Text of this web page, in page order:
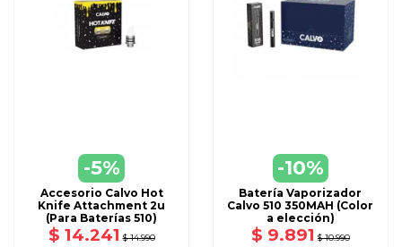
-5%
Accesorio Calvo Hot
Knife Attachment 2u
(Para Baterías 510)
$ 14.241 $ 14.990
-10%
Batería Vaporizador
Calvo 510 350MAH (Color
a elección)
$ 9.891 $ 10.990